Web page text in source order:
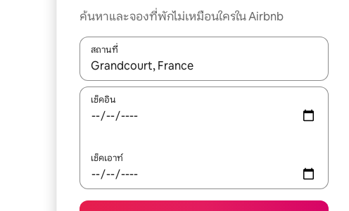
ค้นหาและจองที่พักไม่เหมือนใครใน Airbnb
สถานที่
ใช้ลูกศรขึ้นลง หรือใช้การสัมผัสหรือปัด เพื่อสำรวจผลการค้นหา
เช็คอิน
เช็คเอาท์